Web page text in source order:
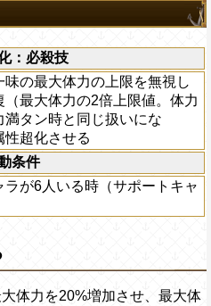
：必殺技
の最大体力の上限を無視し
最大体力の2倍上限値。体力
タン時と同じ扱いにな
性超化させる
条件
が6人いる時（サポートキャ
体力を20%増加させ、最大体